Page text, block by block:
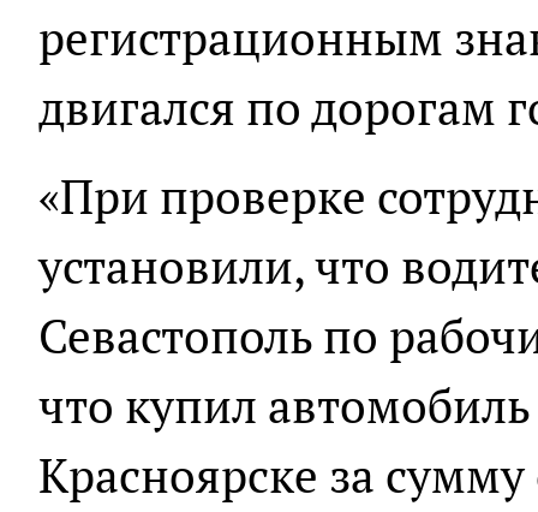
регистрационным
двигался по дорогам
«При проверке
установили, что
Севастополь по
что купил
Красноярске за